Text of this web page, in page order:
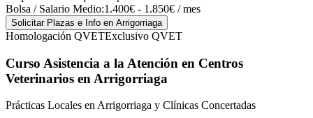
Bolsa / Salario Medio:1.400€ - 1.850€ / mes
Solicitar Plazas e Info en Arrigorriaga
Homologación QVETExclusivo QVET
Curso Asistencia a la Atención en Centros
Veterinarios en Arrigorriaga
Prácticas Locales en Arrigorriaga y Clínicas Concertadas